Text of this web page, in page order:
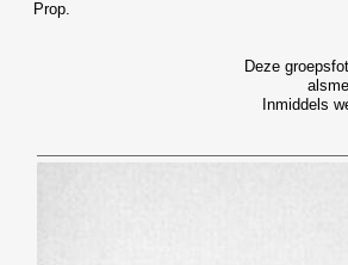
Prop.
Deze
Inmiddels